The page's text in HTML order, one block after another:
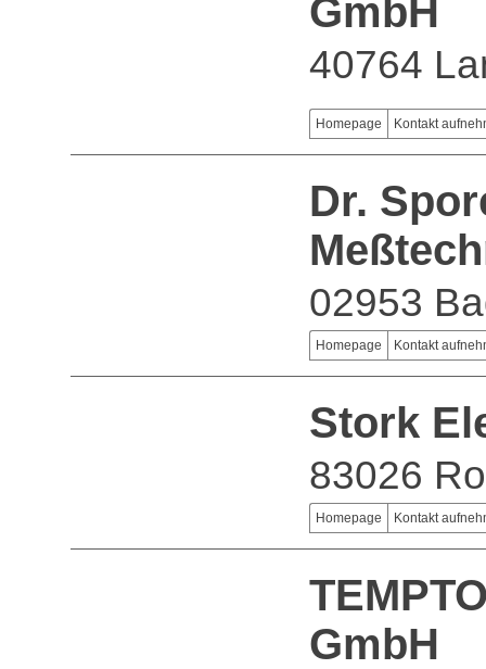
GmbH
40764
Homepage Kontakt
Dr.
02953
Homepage Kontakt
Stork
83026
Homepage Kontakt
GmbH